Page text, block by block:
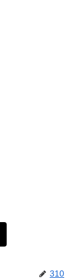
310